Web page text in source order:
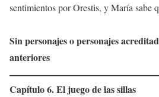
sentimientos por Orestis, y María sabe
Sin personajes o personajes
anteriores
Capítulo 6. El juego de las sillas